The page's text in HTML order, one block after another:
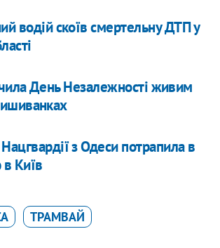
водій скоїв смертельну ДТП у
День Незалежності живим
з Одеси потрапила в
Київ
ТРАМВАЙ